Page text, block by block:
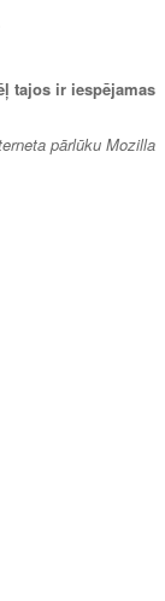
tajos ir iespējamas
pārlūku Mozilla